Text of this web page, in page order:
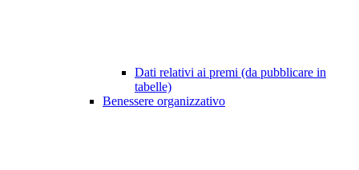
Dati relativi ai premi (da pubblicare in
tabelle)
Benessere organizzativo